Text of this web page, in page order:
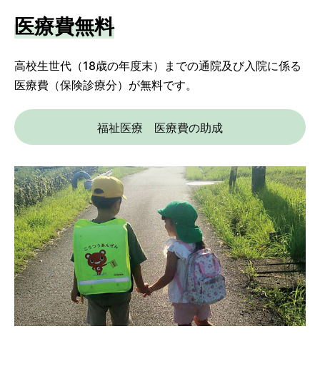
医療費無料
高校生世代（18歳の年度末）までの通院及び入院に係る
医療費（保険診療分）が無料です。
福祉医療 医療費の助成